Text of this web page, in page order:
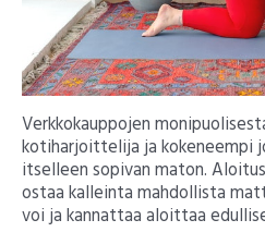
Verkkokauppojen
kotiharjoittelija ja kokeneempi
itselleen sopivan maton.
ostaa kalleinta mahdollista
voi ja kannattaa aloittaa